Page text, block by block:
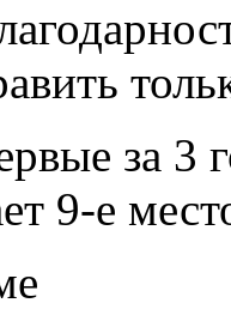
за 3
9-е